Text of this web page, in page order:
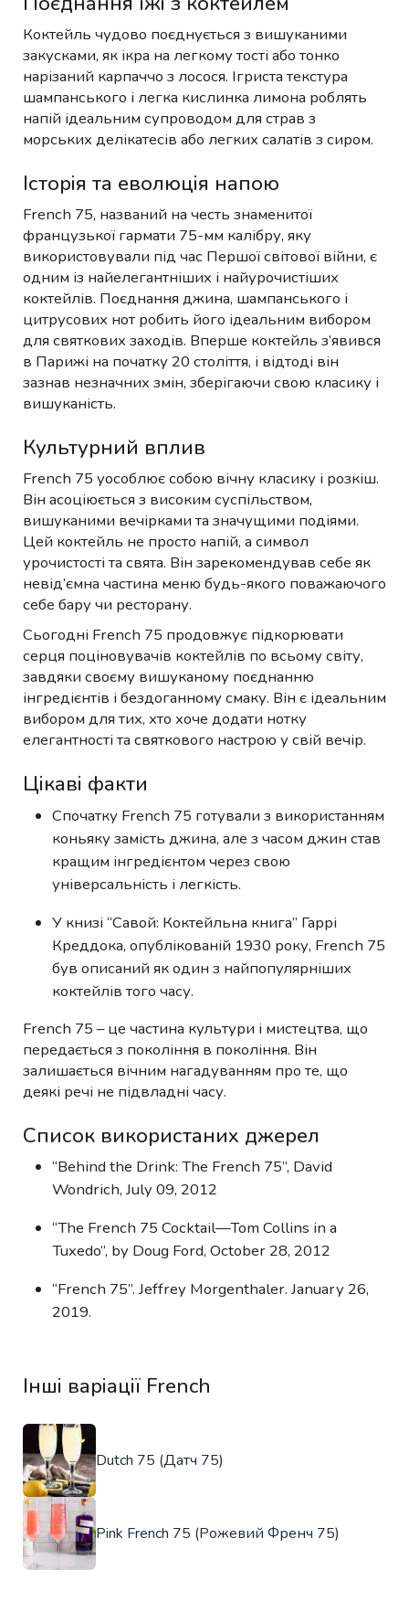
Коктейль чудово поєднується з вишуканими
закусками, як ікра на легкому тості або тонко
нарізаний карпаччо з лосося. Ігриста текстура
шампанського і легка кислинка лимона роблять
напій ідеальним супроводом для страв з
морських делікатесів або легких салатів з сиром.
Історія та еволюція напою
French 75, названий на честь знаменитої
французької гармати 75-мм калібру, яку
використовували під час Першої світової війни, є
одним із найелегантніших і найурочистіших
коктейлів. Поєднання джина, шампанського і
цитрусових нот робить його ідеальним вибором
для святкових заходів. Вперше коктейль з’явився
в Парижі на початку 20 століття, і відтоді він
зазнав незначних змін, зберігаючи свою класику і
вишуканість.
Культурний вплив
French 75 уособлює собою вічну класику і розкіш.
Він асоціюється з високим суспільством,
вишуканими вечірками та значущими подіями.
Цей коктейль не просто напій, а символ
урочистості та свята. Він зарекомендував себе як
невід’ємна частина меню будь-якого поважаючого
себе бару чи ресторану.
Сьогодні French 75 продовжує підкорювати
серця поціновувачів коктейлів по всьому світу,
завдяки своєму вишуканому поєднанню
інгредієнтів і бездоганному смаку. Він є ідеальним
вибором для тих, хто хоче додати нотку
елегантності та святкового настрою у свій вечір.
Цікаві факти
Спочатку French 75 готували з використанням
коньяку замість джина, але з часом джин став
кращим інгредієнтом через свою
універсальність і легкість.
У книзі “Савой: Коктейльна книга” Гаррі
Креддока, опублікованій 1930 року, French 75
був описаний як один з найпопулярніших
коктейлів того часу.
French 75 – це частина культури і мистецтва, що
передається з покоління в покоління. Він
залишається вічним нагадуванням про те, що
деякі речі не підвладні часу.
Список використаних джерел
“Behind the Drink: The French 75”, David
Wondrich, July 09, 2012
“The French 75 Cocktail—Tom Collins in a
Tuxedo”, by Doug Ford, October 28, 2012
“French 75”. Jeffrey Morgenthaler. January 26,
2019.
Інші варіації French
Dutch 75 (Датч 75)
Pink French 75 (Рожевий Френч 75)